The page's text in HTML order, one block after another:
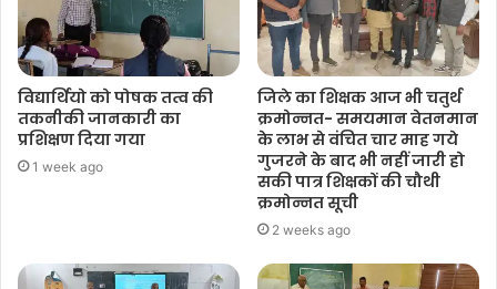
विद्यार्थियो को पोषक तत्व की
तकनीकी जानकारी का
प्रशिक्षण दिया गया
1 week ago
जिले का शिक्षक आज भी चतुर्थ
क्रमोन्नत- समयमान वेतनमान
के लाभ से वंचित चार माह गये
गुजरने के बाद भी नहीं जारी हो
सकी पात्र शिक्षकों की चौथी
क्रमोन्नत सूची
2 weeks ago